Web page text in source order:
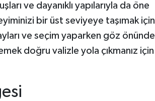
ve dayanıklı yapılarıyla da öne
bir üst seviyeye taşımak için
ve seçim yaparken göz önünde
doğru valizle yola çıkmanız için